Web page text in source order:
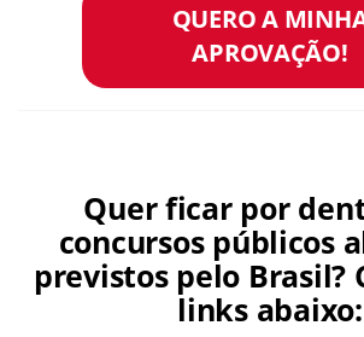
QUERO A
APROVAÇÃO!
Quer ficar por
concursos públicos
previstos pelo Brasil?
links abaixo: